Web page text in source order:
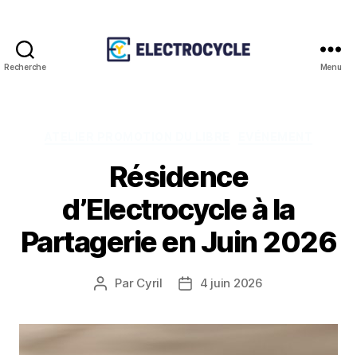
Recherche Menu
Résidence
d’Electrocycle à la
Partagerie en Juin 2026
Auteur
Par Cyril
Date4 juin 2026